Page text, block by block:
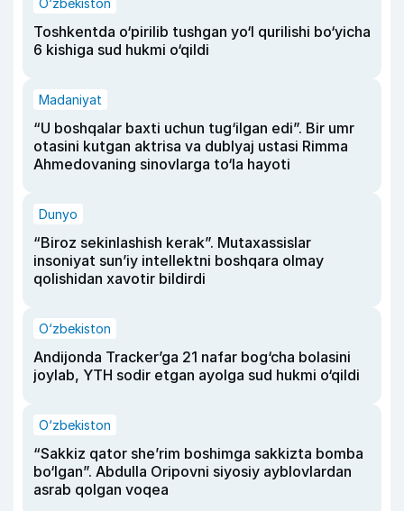
O‘zbekiston
Toshkentda o‘pirilib tushgan yo‘l qurilishi bo‘yicha
6 kishiga sud hukmi o‘qildi
Madaniyat
“U boshqalar baxti uchun tug‘ilgan edi”. Bir umr
otasini kutgan aktrisa va dublyaj ustasi Rimma
Ahmedovaning sinovlarga to‘la hayoti
Dunyo
“Biroz sekinlashish kerak”. Mutaxassislar
insoniyat sun’iy intellektni boshqara olmay
qolishidan xavotir bildirdi
O‘zbekiston
Andijonda Tracker’ga 21 nafar bog‘cha bolasini
joylab, YTH sodir etgan ayolga sud hukmi o‘qildi
O‘zbekiston
“Sakkiz qator she’rim boshimga sakkizta bomba
bo‘lgan”. Abdulla Oripovni siyosiy ayblovlardan
asrab qolgan voqea